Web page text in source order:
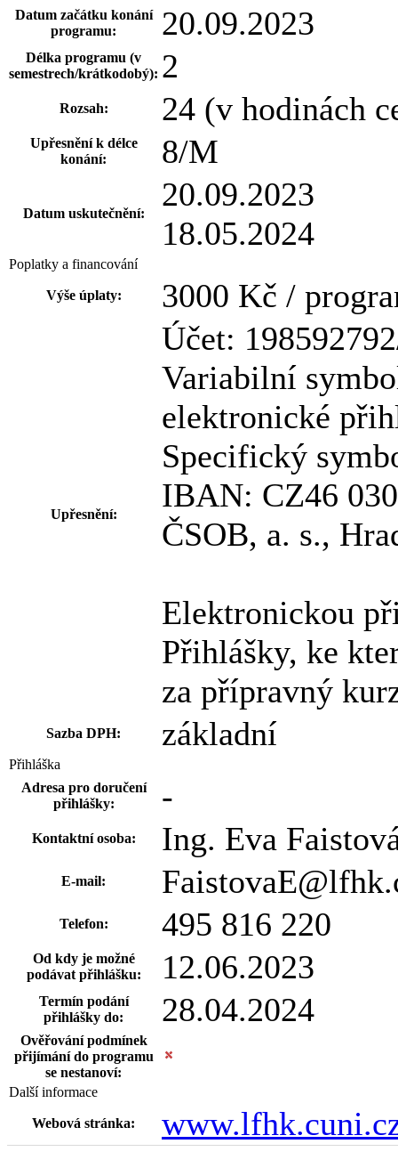
Datum začátku konání
programu:
20.09.2023
Délka programu (v
semestrech/krátkodobý): 2
Rozsah: 24 (v hodinách
Upřesnění k délce
konání:
8/M
Datum uskutečnění:
20.09.2023
18.05.2024
Poplatky a financování
Výše úplaty: 3000 Kč /
Upřesnění:
Účet:
Variabilní
elektronické
Specifický
IBAN: CZ46
ČSOB, a. s.,
Elektronickou
Přihlášky, ke
za přípravný
Sazba DPH: základní
Přihláška
Adresa pro doručení
přihlášky:
-
Kontaktní osoba: Ing. Eva
E-mail:
Telefon: 495 816 220
Od kdy je možné
podávat přihlášku:
12.06.2023
Termín podání
přihlášky do:
28.04.2024
Ověřování podmínek
přijímání do programu
se nestanoví:
Další informace
Webová stránka: